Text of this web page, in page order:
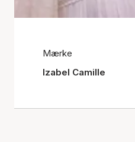
Mærke
Izabel Camille